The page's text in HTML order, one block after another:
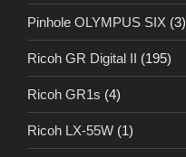
Pinhole OLYMPUS SIX (3)
Ricoh GR Digital II (195)
Ricoh GR1s (4)
Ricoh LX-55W (1)